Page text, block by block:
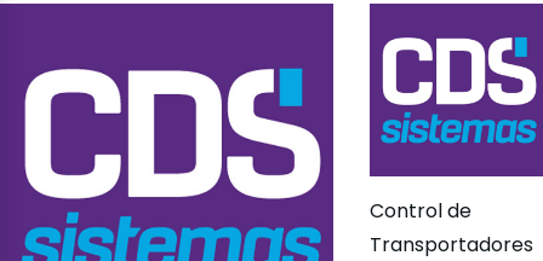
Control de
Transportadores